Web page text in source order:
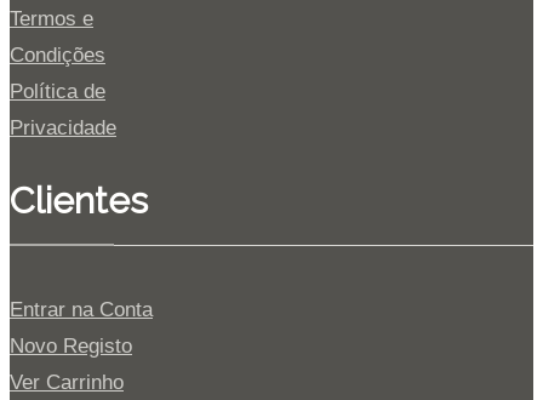
Termos e
Condições
Política de
Privacidade
Clientes
Entrar na Conta
Novo Registo
Ver Carrinho